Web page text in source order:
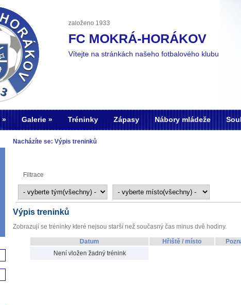
založeno 1933
FC MOKRÁ-HORÁKOV
Vítejte na stránkách našeho fotbalového klubu
Galerie Tréninky Zápasy Nábory mládeže
Nacházíte se: Výpis treninků
Filtrace
Výpis treninků
Zobrazují se tréninky které nejsou starší než současný čas minus dvě hodiny.
Datum Hřiště / místo
Není vložen žadný trénink